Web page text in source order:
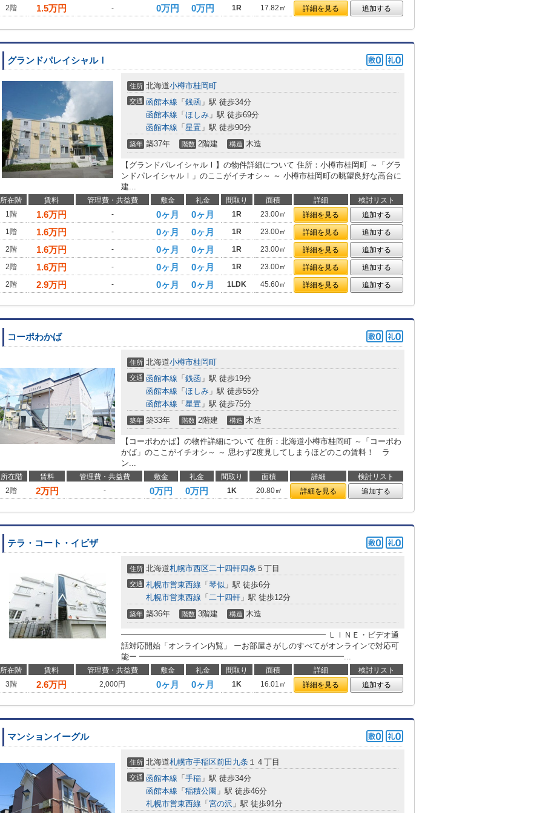
2階
1.5万円 - 0万円 0万円 1R 17.82㎡ 詳細を見る 追加する
グランドパレイシャルⅠ
住所 北海道小樽市桂岡町
交通 函館本線 「 銭函 」駅 徒歩34分
函館本線 「 ほしみ 」駅 徒歩69分
函館本線 「 星置 」駅 徒歩90分
築年 築37年 階数 2階建 構造 木造
【グランドパレイシャルⅠ】の物件詳細について 住所：小樽市桂岡町 ～「グラ
ンドパレイシャルⅠ」のここがイチオシ～ ～ 小樽市桂岡町の眺望良好な高台に
建...
所在階 賃料 管理費・共益費 敷金 礼金 間取り 面積 詳細
検討リスト
1階
1.6万円 - 0ヶ月 0ヶ月 1R 23.00㎡ 詳細を見る
追加する
1階
1.6万円 - 0ヶ月 0ヶ月 1R 23.00㎡ 詳細を見る
追加する
2階
1.6万円 - 0ヶ月 0ヶ月 1R 23.00㎡ 詳細を見る
追加する
2階
1.6万円 - 0ヶ月 0ヶ月 1R 23.00㎡ 詳細を見る
追加する
2階
2.9万円 - 0ヶ月 0ヶ月 1LDK 45.60㎡ 詳細を見る 追加する
コーポわかば
住所 北海道小樽市桂岡町
交通 函館本線 「 銭函 」駅 徒歩19分
函館本線 「 ほしみ 」駅 徒歩55分
函館本線 「 星置 」駅 徒歩75分
築年 築33年 階数 2階建 構造 木造
【コーポわかば】の物件詳細について 住所：北海道小樽市桂岡町 ～「コーポわ
かば」のここがイチオシ～ ～ 思わず2度見してしまうほどのこの賃料！ ラ
ン...
所在階 賃料 管理費・共益費 敷金 礼金 間取り 面積 詳細
検討リスト
2階
2万円 - 0万円 0万円 1K 20.80㎡ 詳細を見る 追加する
テラ・コート・イビザ
住所 北海道札幌市西区二十四軒四条 ５丁目
交通 札幌市営東西線 「 琴似 」駅 徒歩6分
札幌市営東西線 「 二十四軒 」駅 徒歩12分
築年 築36年 階数 3階建 構造 木造
━━━━━━━━━━━━━━━━━━━━━━━━━━ ＬＩＮＥ・ビデオ通
話対応開始「オンライン内覧」 ーお部屋さがしのすべてがオンラインで対応可
能ー ━━━━━━━━━━━━━━━━━━━━━━━━━━...
所在階 賃料 管理費・共益費 敷金 礼金 間取り 面積 詳細
検討リスト
3階
2.6万円 2,000円 0ヶ月 0ヶ月 1K 16.01㎡ 詳細を見る 追加する
マンションイーグル
住所 北海道札幌市手稲区前田九条 １４丁目
交通 函館本線 「 手稲 」駅 徒歩34分
函館本線 「 稲積公園 」駅 徒歩46分
札幌市営東西線 「 宮の沢 」駅 徒歩91分